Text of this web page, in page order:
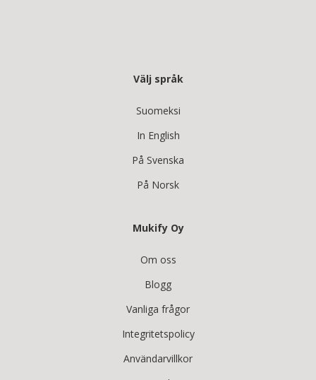
Välj språk
Suomeksi
In English
På Svenska
På Norsk
Mukify Oy
Om oss
Blogg
Vanliga frågor
Integritetspolicy
Användarvillkor